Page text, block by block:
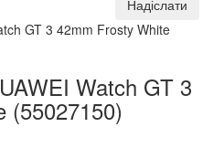
Надіслати
Watch GT 3
(55027150)